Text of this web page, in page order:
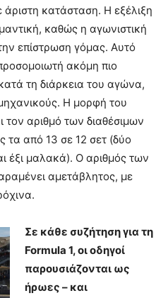
άριστη κατάσταση. Η εξέλιξη
καθώς η αγωνιστική
επίστρωση γόμας. Αυτό
ακόμη πιο
τη διάρκεια του αγώνα,
Η μορφή του
αριθμό των διαθέσιμων
τα από 13 σε 12 σετ (δύο
έξι μαλακά). Ο αριθμός των
αμετάβλητος, με
Σε κάθε συζήτηση για τη
Formula 1, οι οδηγοί
παρουσιάζονται ως
ήρωες – και